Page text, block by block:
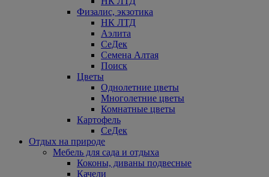
Физалис, экзотика
НК ЛТД
Аэлита
СеДек
Семена Алтая
Поиск
Цветы
Однолетние цветы
Многолетние цветы
Комнатные цветы
Картофель
СеДек
Отдых на природе
Мебель для сада и отдыха
Коконы, диваны подвесные
Качели